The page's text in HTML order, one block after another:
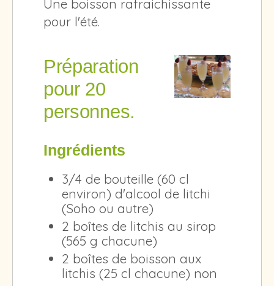
Une boisson rafraichissante
pour l'été.
Préparation
pour 20
personnes.
Ingrédients
3/4 de bouteille (60 cl
environ) d'alcool de litchi
(Soho ou autre)
2 boîtes de litchis au sirop
(565 g chacune)
2 boîtes de boisson aux
litchis (25 cl chacune) non